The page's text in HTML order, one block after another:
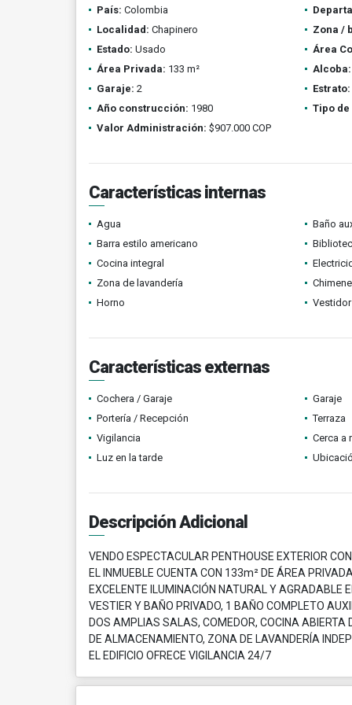
País: Colombia
Localidad: Chapinero
Zona /
Estado: Usado
Área
Área Privada: 133 m² Alcoba:
Garaje: 2 Estrato:
Año construcción: 1980
Tipo
Valor Administración: $907.000 COP
Características internas
Agua
Baño
Barra estilo americano
Cocina integral
Zona de lavandería
Horno
Vestidor
Características externas
Cochera / Garaje
Garaje
Portería / Recepción
Terraza
Vigilancia
Cerca a
Luz en la tarde
Descripción Adicional
VENDO ESPECTACULAR PENTHOUSE EXTERIOR
EL INMUEBLE CUENTA CON 133m² DE ÁREA
EXCELENTE ILUMINACIÓN NATURAL Y AGRADABLE
VESTIER Y BAÑO PRIVADO, 1 BAÑO COMPLETO
DOS AMPLIAS SALAS, COMEDOR, COCINA
DE ALMACENAMIENTO, ZONA DE LAVANDERÍA
EL EDIFICIO OFRECE VIGILANCIA 24/7